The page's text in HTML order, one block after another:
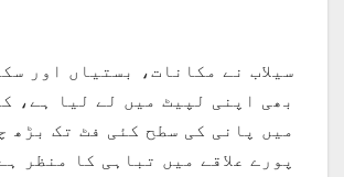
سیلاب نے مکانات، بستیاں اور
بھی اپنی لپیٹ میں لے لیا ہے،
میں پانی کی سطح کئی فٹ تک بڑھ
پورے علاقے میں تباہی کا منظر